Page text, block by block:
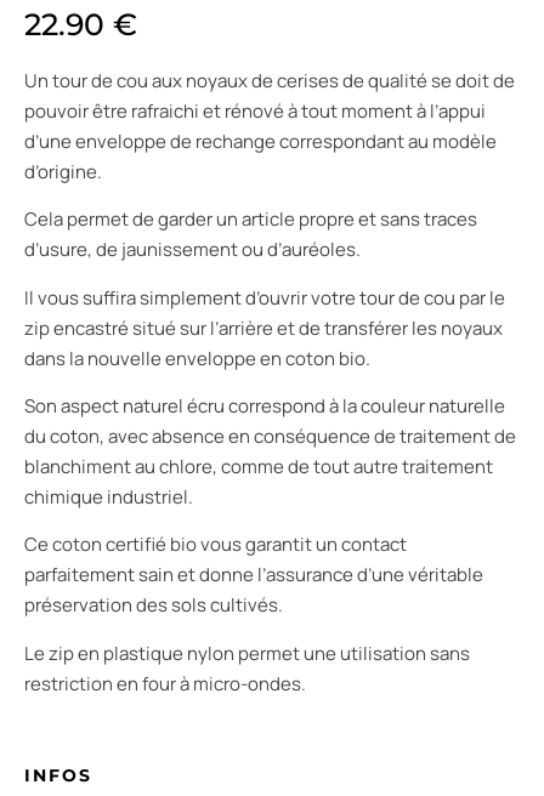
22.90 €
Un tour de cou aux noyaux de cerises de qualité se doit de
pouvoir être rafraichi et rénové à tout moment à l’appui
d’une enveloppe de rechange correspondant au modèle
d’origine.
Cela permet de garder un article propre et sans traces
d’usure, de jaunissement ou d’auréoles.
Il vous suffira simplement d’ouvrir votre tour de cou par le
zip encastré situé sur l’arrière et de transférer les noyaux
dans la nouvelle enveloppe en coton bio.
Son aspect naturel écru correspond à la couleur naturelle
du coton, avec absence en conséquence de traitement de
blanchiment au chlore, comme de tout autre traitement
chimique industriel.
Ce coton certifié bio vous garantit un contact
parfaitement sain et donne l’assurance d’une véritable
préservation des sols cultivés.
Le zip en plastique nylon permet une utilisation sans
restriction en four à micro-ondes.
INFOS